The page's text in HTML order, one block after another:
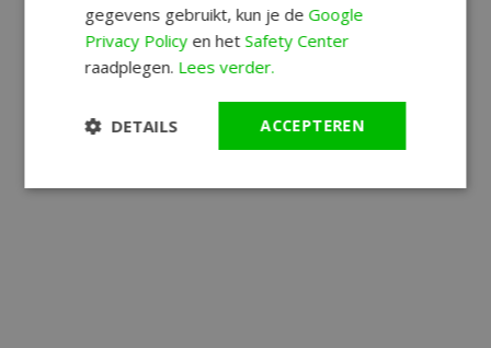
gegevens gebruikt, kun je deGoogle
Privacy Policyen hetSafety Center
raadplegen. Lees verder.
ACCEPTEREN
DETAILS